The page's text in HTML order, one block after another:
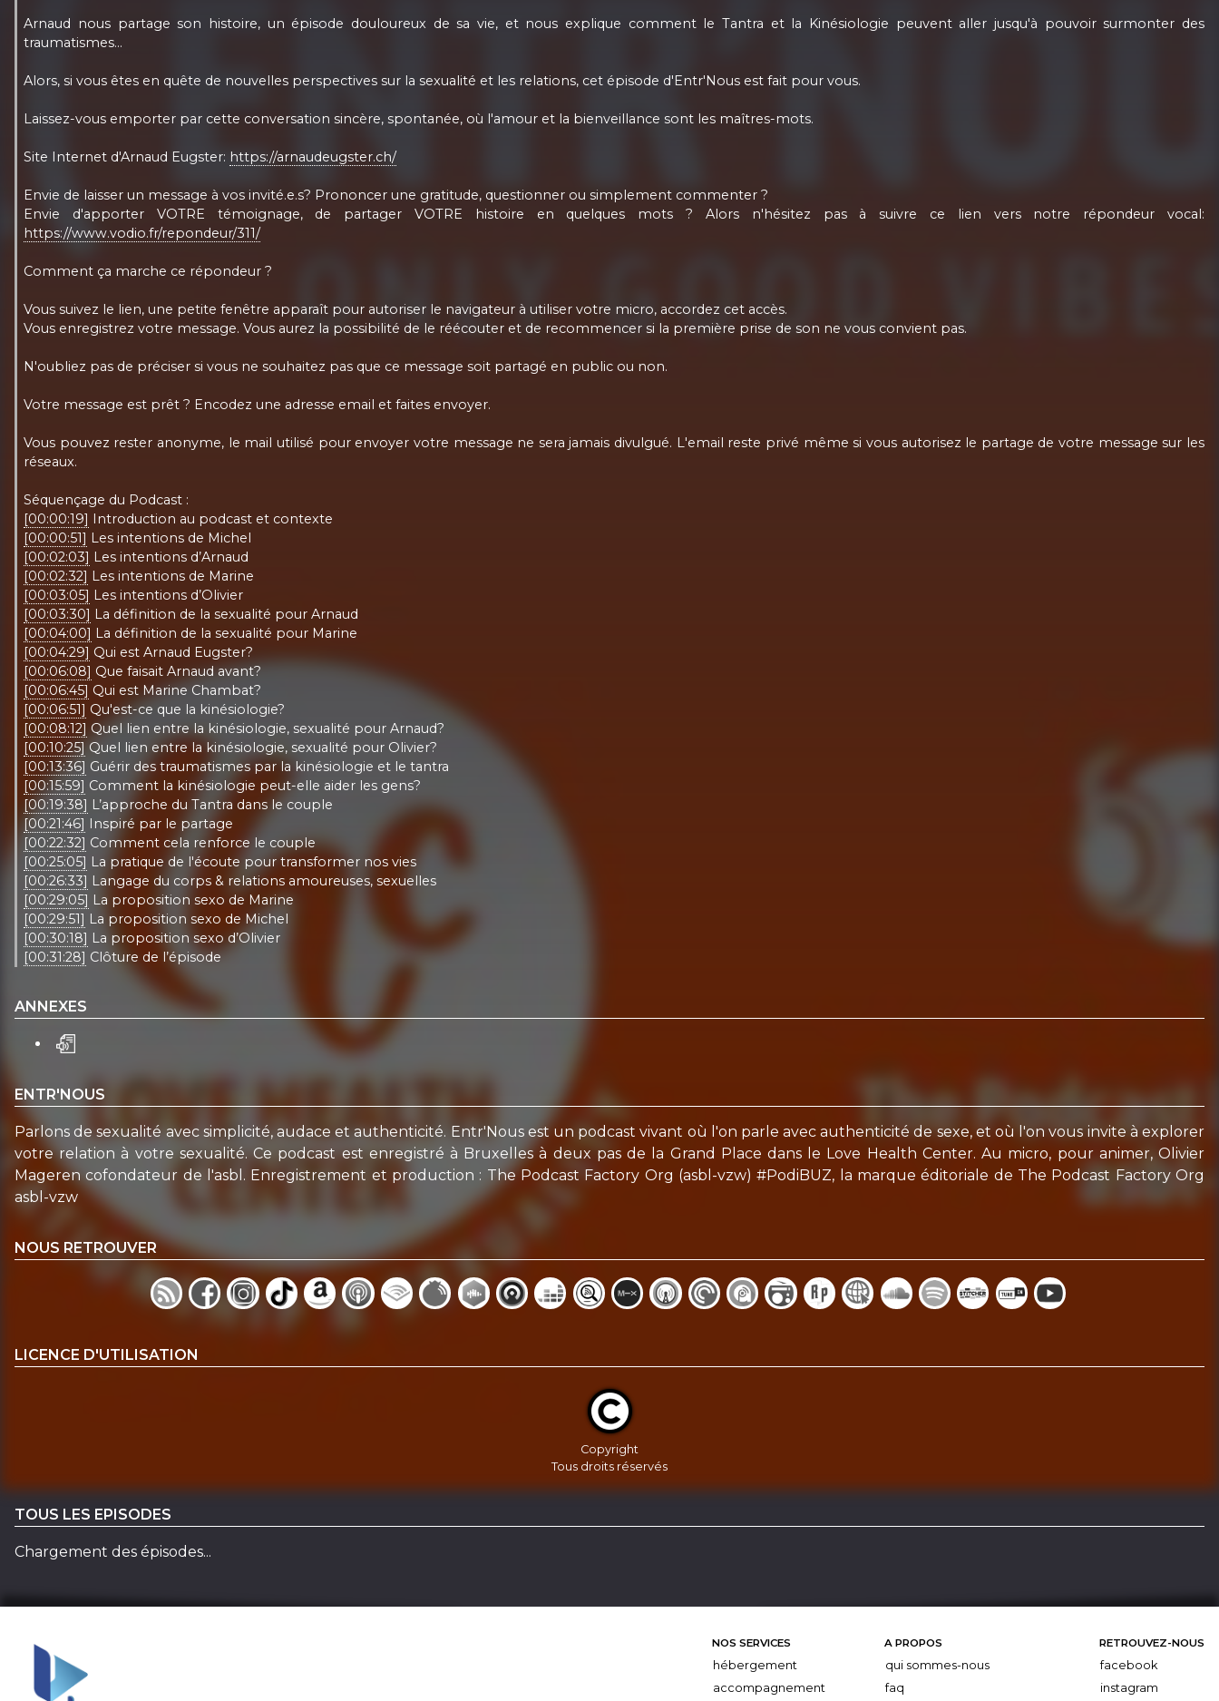
Arnaud nous partage son histoire, un épisode douloureux de sa vie, et nous explique comment le Tantra et la Kinésiologie peuvent aller jusqu'à pouvoir surmonter des
traumatismes...
Alors, si vous êtes en quête de nouvelles perspectives sur la sexualité et les relations, cet épisode d'Entr'Nous est fait pour vous.
Laissez-vous emporter par cette conversation sincère, spontanée, où l'amour et la bienveillance sont les maîtres-mots.
Site Internet d'Arnaud Eugster: https://arnaudeugster.ch/
Envie de laisser un message à vos invité.e.s? Prononcer une gratitude, questionner ou simplement commenter ?
Envie d'apporter VOTRE témoignage, de partager VOTRE histoire en quelques mots ? Alors n'hésitez pas à suivre ce lien vers notre répondeur vocal:
https://www.vodio.fr/repondeur/311/
Comment ça marche ce répondeur ?
Vous suivez le lien, une petite fenêtre apparaît pour autoriser le navigateur à utiliser votre micro, accordez cet accès.
Vous enregistrez votre message. Vous aurez la possibilité de le réécouter et de recommencer si la première prise de son ne vous convient pas.
N'oubliez pas de préciser si vous ne souhaitez pas que ce message soit partagé en public ou non.
Votre message est prêt ? Encodez une adresse email et faites envoyer.
Vous pouvez rester anonyme, le mail utilisé pour envoyer votre message ne sera jamais divulgué. L'email reste privé même si vous autorisez le partage de votre message sur les
réseaux.
Séquençage du Podcast :
[00:00:19] Introduction au podcast et contexte
[00:00:51] Les intentions de Michel
[00:02:03] Les intentions d’Arnaud
[00:02:32] Les intentions de Marine
[00:03:05] Les intentions d’Olivier
[00:03:30] La définition de la sexualité pour Arnaud
[00:04:00] La définition de la sexualité pour Marine
[00:04:29] Qui est Arnaud Eugster?
[00:06:08] Que faisait Arnaud avant?
[00:06:45] Qui est Marine Chambat?
[00:06:51] Qu'est-ce que la kinésiologie?
[00:08:12] Quel lien entre la kinésiologie, sexualité pour Arnaud?
[00:10:25] Quel lien entre la kinésiologie, sexualité pour Olivier?
[00:13:36] Guérir des traumatismes par la kinésiologie et le tantra
[00:15:59] Comment la kinésiologie peut-elle aider les gens?
[00:19:38] L’approche du Tantra dans le couple
[00:21:46] Inspiré par le partage
[00:22:32] Comment cela renforce le couple
[00:25:05] La pratique de l'écoute pour transformer nos vies
[00:26:33] Langage du corps & relations amoureuses, sexuelles
[00:29:05] La proposition sexo de Marine
[00:29:51] La proposition sexo de Michel
[00:30:18] La proposition sexo d’Olivier
[00:31:28] Clôture de l’épisode
ANNEXES
ENTR'NOUS
Parlons de sexualité avec simplicité, audace et authenticité. Entr'Nous est un podcast vivant où l'on parle avec authenticité de sexe, et où l'on vous invite à explorer
votre relation à votre sexualité. Ce podcast est enregistré à Bruxelles à deux pas de la Grand Place dans le Love Health Center. Au micro, pour animer, Olivier
Mageren cofondateur de l'asbl. Enregistrement et production : The Podcast Factory Org (asbl-vzw) #PodiBUZ, la marque éditoriale de The Podcast Factory Org
asbl-vzw
NOUS RETROUVER
LICENCE D'UTILISATION
Copyright
Tous droits réservés
TOUS LES EPISODES
Chargement des épisodes...
NOS SERVICES
hébergement
accompagnement
A PROPOS
qui sommes-nous
faq
RETROUVEZ-NOUS
facebook
instagram